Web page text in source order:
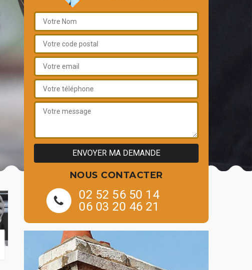
NOUS CONTACTER
02 52 56 50 14
06 03 20 46 21